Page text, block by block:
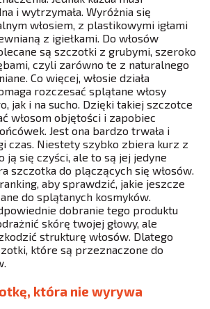
i wytrzymała. Wyróżnia się
włosiem, z plastikowymi igłami
z igiełkami. Do włosów
są szczotki z grubymi, szeroko
czyli zarówno te z naturalnego
Co więcej, włosie działa
rozczesać splątane włosy
jak i na sucho. Dzięki takiej szczotce
włosom objętości i zapobiec
Jest ona bardzo trwała i
czas. Niestety szybko zbiera kurz z
ją się czyści, ale to są jej jedyne
szczotka do plączących się włosów.
aby sprawdzić, jakie jeszcze
do splątanych kosmyków.
dobranie tego produktu
skórę twojej głowy, ale
strukturę włosów. Dlatego
które są przeznaczone do
która nie wyrywa